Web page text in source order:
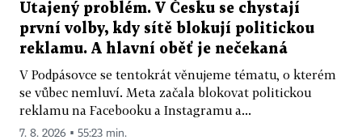
Utajený problém. V Česku se chystají
první volby, kdy sítě blokují politickou
reklamu. A hlavní oběť je nečekaná
V Podpásovce se tentokrát věnujeme tématu, o kterém
se vůbec nemluví. Meta začala blokovat politickou
reklamu na Facebooku a Instagramu a...
7. 8. 2026 ▪ 55:23 min.